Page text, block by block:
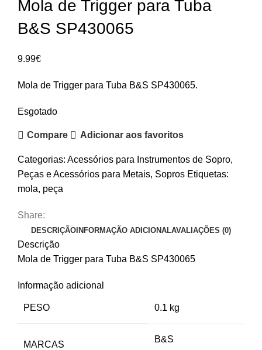
Mola de Trigger para Tuba
B&S SP430065
9.99€
Mola de Trigger para Tuba B&S SP430065.
Esgotado
Compare Adicionar aos favoritos
Categorias: Acessórios para Instrumentos de Sopro,
Peças e Acessórios para Metais, Sopros Etiquetas:
mola, peça
Share:
DESCRIÇÃOINFORMAÇÃO ADICIONALAVALIAÇÕES (0)
Descrição
Mola de Trigger para Tuba B&S SP430065
Informação adicional
PESO 0.1 kg
MARCAS
B&S